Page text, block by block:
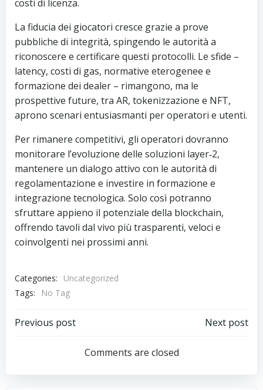
costi di licenza.
La fiducia dei giocatori cresce grazie a prove
pubbliche di integrità, spingendo le autorità a
riconoscere e certificare questi protocolli. Le sfide –
latency, costi di gas, normative eterogenee e
formazione dei dealer – rimangono, ma le
prospettive future, tra AR, tokenizzazione e NFT,
aprono scenari entusiasmanti per operatori e utenti.
Per rimanere competitivi, gli operatori dovranno
monitorare l’evoluzione delle soluzioni layer‑2,
mantenere un dialogo attivo con le autorità di
regolamentazione e investire in formazione e
integrazione tecnologica. Solo così potranno
sfruttare appieno il potenziale della blockchain,
offrendo tavoli dal vivo più trasparenti, veloci e
coinvolgenti nei prossimi anni.
Categories:
Uncategorized
Tags:
No Tag
Post
navigation
Previous post
navigation
Next post
Comments are closed